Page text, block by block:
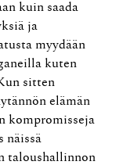
kuin saada
ja
myydään
kuten
sitten
elämän
kompromisseja
näissä
taloushallinnon